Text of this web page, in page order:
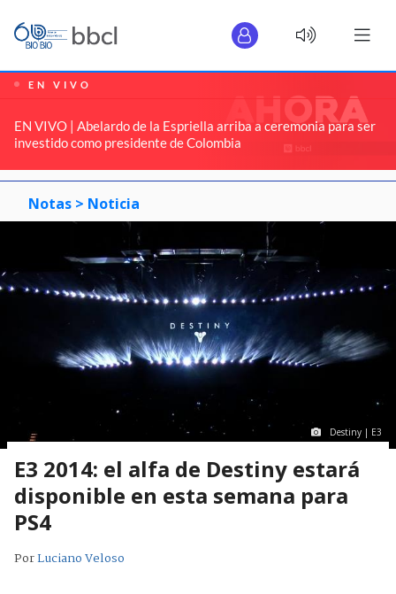
EN VIVO
EN VIVO | Abelardo de la Espriella arriba a ceremonia para ser
investido como presidente de Colombia
Notas > Noticia
Destiny | E3
E3 2014: el alfa de Destiny estará
disponible en esta semana para
PS4
PorLuciano Veloso